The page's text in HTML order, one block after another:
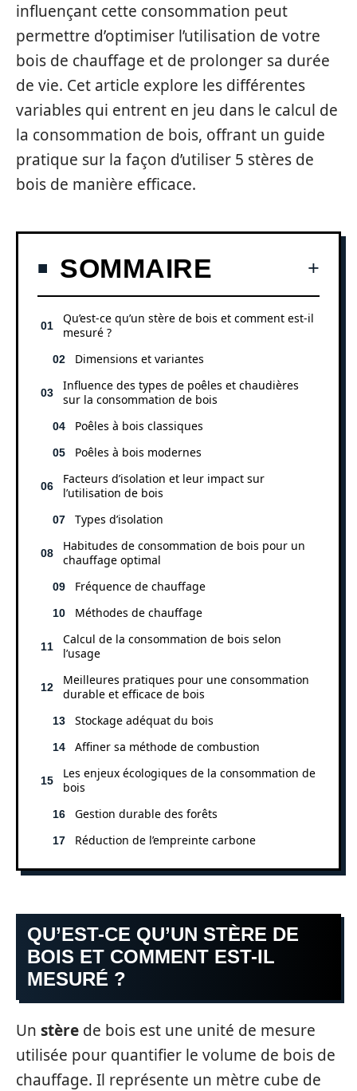
influençant cette consommation peut
permettre d’optimiser l’utilisation de votre
bois de chauffage et de prolonger sa durée
de vie. Cet article explore les différentes
variables qui entrent en jeu dans le calcul de
la consommation de bois, offrant un guide
pratique sur la façon d’utiliser 5 stères de
bois de manière efficace.
SOMMAIRE
Qu’est-ce qu’un stère de bois et comment est-il
mesuré ?
Dimensions et variantes
Influence des types de poêles et chaudières
sur la consommation de bois
Poêles à bois classiques
Poêles à bois modernes
Facteurs d’isolation et leur impact sur
l’utilisation de bois
Types d’isolation
Habitudes de consommation de bois pour un
chauffage optimal
Fréquence de chauffage
Méthodes de chauffage
Calcul de la consommation de bois selon
l’usage
Meilleures pratiques pour une consommation
durable et efficace de bois
Stockage adéquat du bois
Affiner sa méthode de combustion
Les enjeux écologiques de la consommation de
bois
Gestion durable des forêts
Réduction de l’empreinte carbone
QU’EST-CE QU’UN STÈRE DE
BOIS ET COMMENT EST-IL
MESURÉ ?
Un stère de bois est une unité de mesure
utilisée pour quantifier le volume de bois de
chauffage. Il représente un mètre cube de